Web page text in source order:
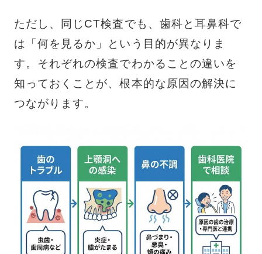
ただし、同じCT検査でも、歯科と耳鼻科で
は「何を見るか」という目的が異なりま
す。それぞれの検査でわかることの違いを
知っておくことが、根本的な原因の解決に
つながります。